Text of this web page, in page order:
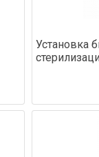
Установка